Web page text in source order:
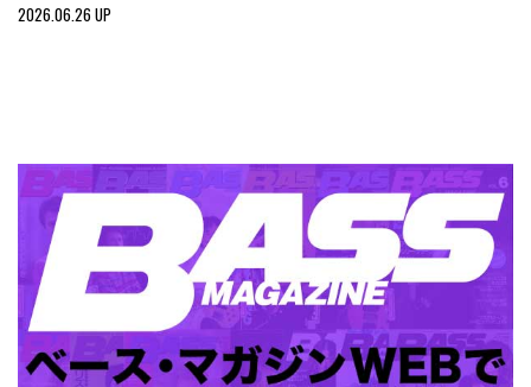
2026.06.26 UP